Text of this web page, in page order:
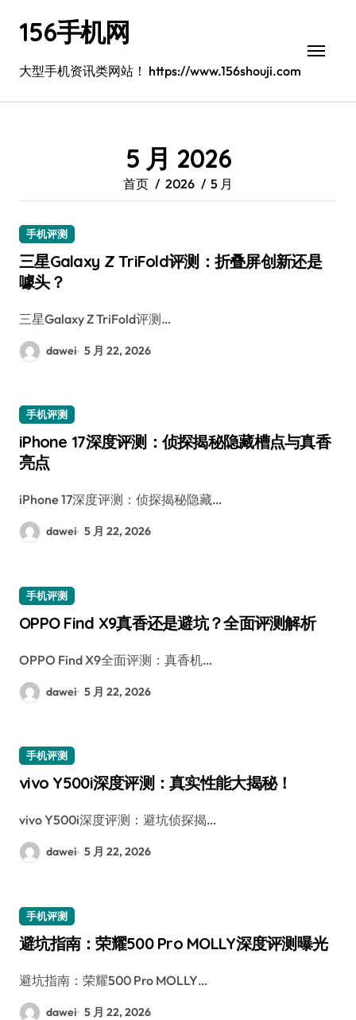
156手机网
大型手机资讯类网站！ https://www.156shouji.com
5 月 2026
首页 2026 5 月
手机评测
三星Galaxy Z TriFold评测：折叠屏创新还是
噱头？
三星Galaxy Z TriFold评测…
dawei 5 月 22, 2026
手机评测
iPhone 17深度评测：侦探揭秘隐藏槽点与真香
亮点
iPhone 17深度评测：侦探揭秘隐藏…
dawei 5 月 22, 2026
手机评测
OPPO Find X9真香还是避坑？全面评测解析
OPPO Find X9全面评测：真香机…
dawei 5 月 22, 2026
手机评测
vivo Y500i深度评测：真实性能大揭秘！
vivo Y500i深度评测：避坑侦探揭…
dawei 5 月 22, 2026
手机评测
避坑指南：荣耀500 Pro MOLLY深度评测曝光
避坑指南：荣耀500 Pro MOLLY…
dawei 5 月 22, 2026